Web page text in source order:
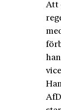
Att